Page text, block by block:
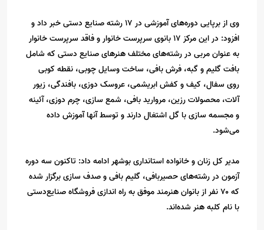
وی از برپایی دوره‌های آموزشی در ۱۷ رشته صنایع دستی خبر داد و
افزود: در این مرکز ۱۷ بانوی سرپرست خانوار و فاقد سرپرست خانوار
به عنوان مربی در رشته‌های مختلف هنرهای صنایع دستی که شامل
بافت گلیم و گبه، فرش بافی، ساخت وسایل چوبی، نقطه کوبی
روی سفال، کیف و کفش ابریشمی، عروسک دوزی، بافندگی، زیور
آلات، محصولات رزین، مروارید بافی، شمع سازی، چرم دوزی، آئینه
و مجسمه سازی با گل اشتغال دارند و توسط آنها آموزش داده
می‌شود.
مدیر کل زنان و خانواده استانداری بوشهر ادامه داد: تاکنون سه دوره
آزمون در رشته‌های حصیربافی، گلیم بافی و صدف سازی برگزار شده
که ۷۰ نفر از بانوان هنرمند موفق به راه اندازی فروشگاه صنایع‌دستی
با نام کلبه هنر شده‌اند.